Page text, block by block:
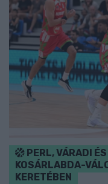
PERL, VÁRADI
KOSÁRLABDA-
KERETÉBEN